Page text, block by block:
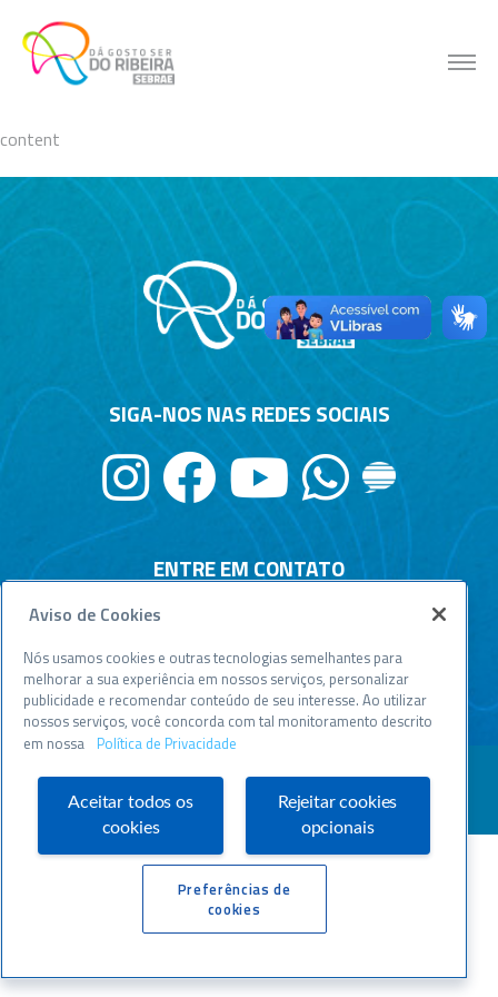
content
content
ENTRE EM CONTATO
Central de relacionamento
0800 570 0800
WWW.SEBRAESP.COM.BR
SIGA-NOS NAS REDES SOCIAIS
Aviso de Cookies
Nós usamos cookies e outras tecnologias semelhantes para
melhorar a sua experiência em nossos serviços, personalizar
publicidade e recomendar conteúdo de seu interesse. Ao utilizar
nossos serviços, você concorda com tal monitoramento descrito
em nossa Política de Privacidade
Aceitar todos os
cookies
Rejeitar cookies
opcionais
Preferências de
cookies